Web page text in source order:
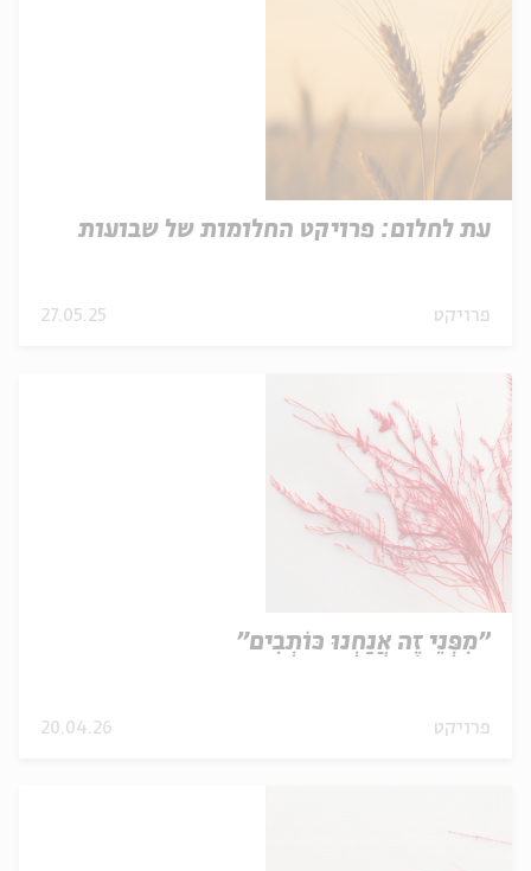
עת לחלום: פרויקט החלומות של שבועות
פרויקט 27.05.25
"מִפְּנֵי זֶה אֲנַחְנוּ כּוֹתְבִים"
פרויקט 20.04.26